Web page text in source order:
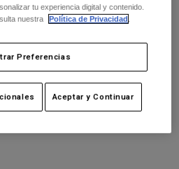
tu experiencia digital y contenido.
nuestra
Política de Privacidad
Preferencias
Aceptar y Continuar